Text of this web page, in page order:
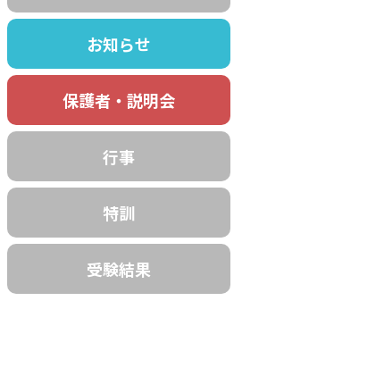
お知らせ
保護者・説明会
行事
特訓
受験結果